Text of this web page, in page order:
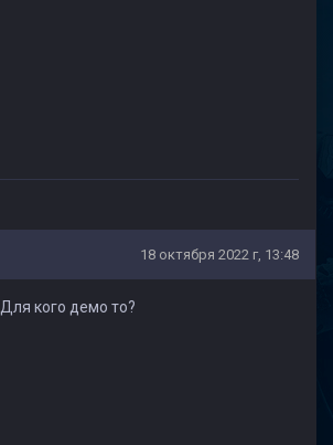
18 октября 2022 г, 13:48
Для кого демо то?